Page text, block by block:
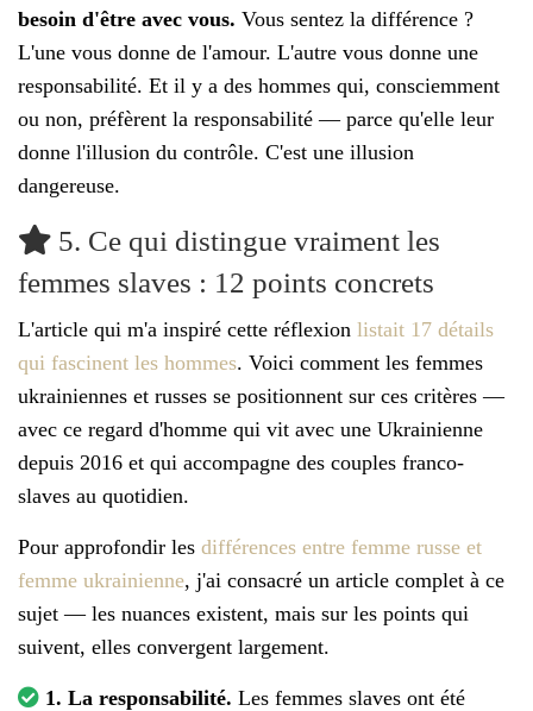
besoin d'être avec vous. Vous sentez la différence ?
L'une vous donne de l'amour. L'autre vous donne une
responsabilité. Et il y a des hommes qui, consciemment
ou non, préfèrent la responsabilité — parce qu'elle leur
donne l'illusion du contrôle. C'est une illusion
dangereuse.
5. Ce qui distingue vraiment les
femmes slaves : 12 points concrets
L'article qui m'a inspiré cette réflexion listait 17 détails
qui fascinent les hommes. Voici comment les femmes
ukrainiennes et russes se positionnent sur ces critères —
avec ce regard d'homme qui vit avec une Ukrainienne
depuis 2016 et qui accompagne des couples franco-
slaves au quotidien.
Pour approfondir les différences entre femme russe et
femme ukrainienne, j'ai consacré un article complet à ce
sujet — les nuances existent, mais sur les points qui
suivent, elles convergent largement.
1. La responsabilité. Les femmes slaves ont été